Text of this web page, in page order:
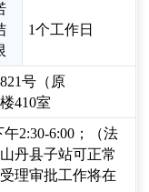
1个工作日
号（原
410室
2:30-6:00；（法
丹县子站可正常
理审批工作将在